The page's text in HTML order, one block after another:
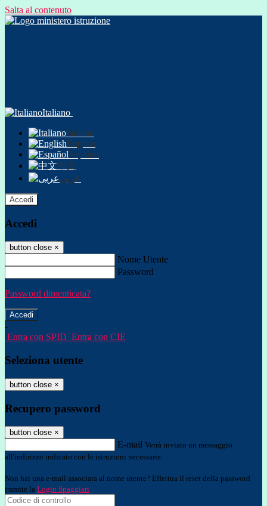
Salta al contenuto
Italiano
Italiano
English
Español
中文
عربى
Accedi
Accedi
button close ×
Nome Utente
Password
Password dimenticata?
-
Entra con SPID Entra con CIE
Seleziona utente
button close ×
Recupero password
button close ×
E-mail Verrà inviato un messaggio
all'indirizzo indicato con le istruzioni necessarie.
Non hai una e-mail associata al nome utente? Effettua il reset della password
tramite la Login Spaggiari